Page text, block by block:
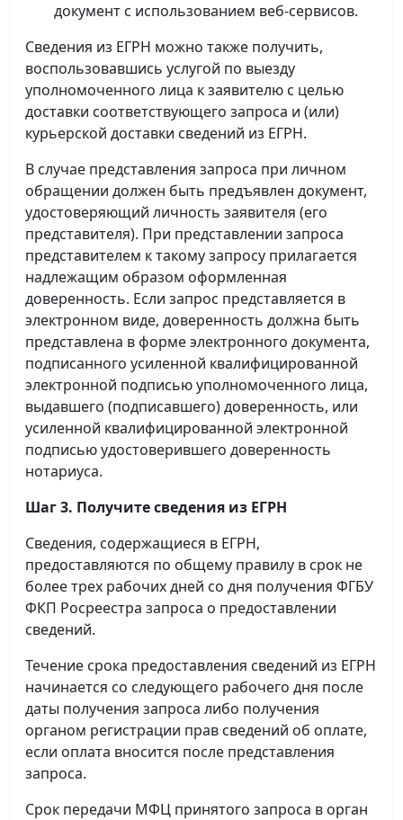
документ с использованием веб-сервисов.
Сведения из ЕГРН можно также получить,
воспользовавшись услугой по выезду
уполномоченного лица к заявителю с целью
доставки соответствующего запроса и (или)
курьерской доставки сведений из ЕГРН.
В случае представления запроса при личном
обращении должен быть предъявлен документ,
удостоверяющий личность заявителя (его
представителя). При представлении запроса
представителем к такому запросу прилагается
надлежащим образом оформленная
доверенность. Если запрос представляется в
электронном виде, доверенность должна быть
представлена в форме электронного документа,
подписанного усиленной квалифицированной
электронной подписью уполномоченного лица,
выдавшего (подписавшего) доверенность, или
усиленной квалифицированной электронной
подписью удостоверившего доверенность
нотариуса.
Шаг 3. Получите сведения из ЕГРН
Сведения, содержащиеся в ЕГРН,
предоставляются по общему правилу в срок не
более трех рабочих дней со дня получения ФГБУ
ФКП Росреестра запроса о предоставлении
сведений.
Течение срока предоставления сведений из ЕГРН
начинается со следующего рабочего дня после
даты получения запроса либо получения
органом регистрации прав сведений об оплате,
если оплата вносится после представления
запроса.
Срок передачи МФЦ принятого запроса в орган